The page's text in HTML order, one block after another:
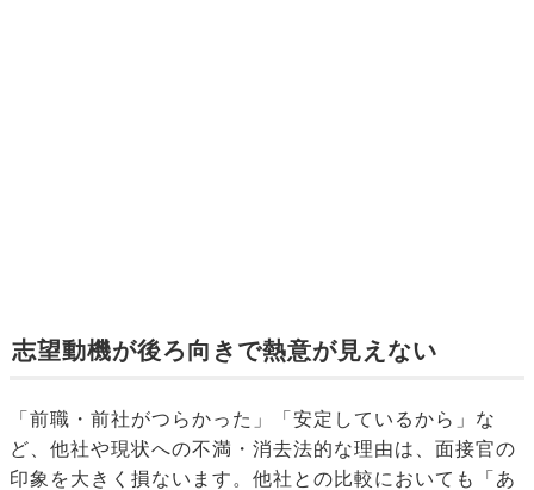
志望動機が後ろ向きで熱意が見えない
「前職・前社がつらかった」「安定しているから」な
ど、他社や現状への不満・消去法的な理由は、面接官の
印象を大きく損ないます。他社との比較においても「あ